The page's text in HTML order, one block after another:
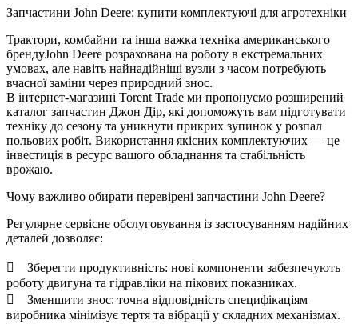
Запчастини John Deere: купити комплектуючі для агротехніки
Трактори, комбайни та інша важка техніка американського
брендуJohn Deere розрахована на роботу в екстремальних
умовах, але навіть найнадійніші вузли з часом потребують
вчасної заміни через природний знос.
В інтернет-магазині Torent Trade ми пропонуємо розширений
каталог запчастин Джон Дір, які допоможуть вам підготувати
техніку до сезону та уникнути прикрих зупинок у розпал
польових робіт. Використання якісних комплектуючих — це
інвестиція в ресурс вашого обладнання та стабільність
врожаю.
Чому важливо обирати перевірені запчастини John Deere?
Регулярне сервісне обслуговування із застосуванням надійних
деталей дозволяє:
 Зберегти продуктивність: нові компоненти забезпечують
роботу двигуна та гідравліки на пікових показниках.
 Зменшити знос: точна відповідність специфікаціям
виробника мінімізує тертя та вібрації у складних механізмах.